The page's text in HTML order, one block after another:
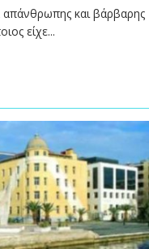
και βάρβαρης
είχε...